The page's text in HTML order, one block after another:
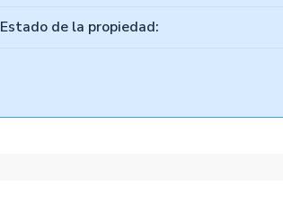
Estado de la propiedad: